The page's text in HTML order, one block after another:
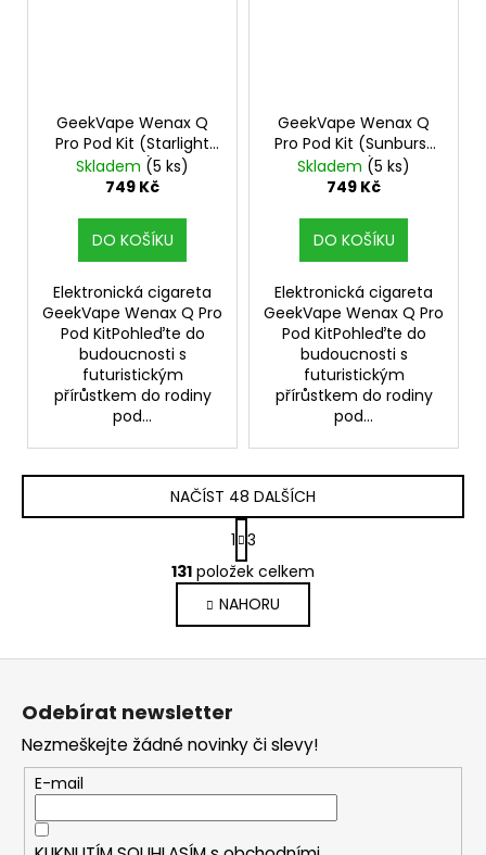
GeekVape Wenax Q
Pro Pod Kit (Starlight
Grey)
Skladem (5 ks)
749 Kč
DO KOŠÍKU
Elektronická cigareta
GeekVape Wenax Q Pro
Pod KitPohleďte do
budoucnosti s
futuristickým
přírůstkem do rodiny
pod...
GeekVape Wenax Q
Pro Pod Kit (Sunburst
Gold)
Skladem (5 ks)
749 Kč
DO KOŠÍKU
Elektronická cigareta
GeekVape Wenax Q Pro
Pod KitPohleďte do
budoucnosti s
futuristickým
přírůstkem do rodiny
pod...
O
v
l
á
d
p
r
v
k
y
NAČÍST 48 DALŠÍCH
S
t
r
á
n
k
o
í
1 3
131 položek celkem
NAHORU
Odebírat newsletter
Nezmeškejte žádné novinky či slevy!
E-mail